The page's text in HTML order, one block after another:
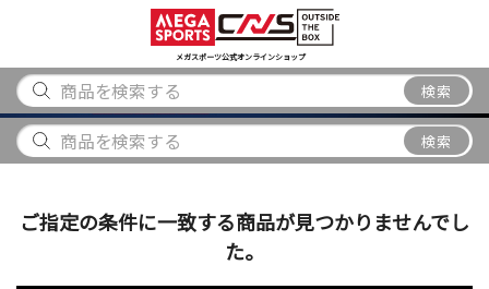
メガスポーツ公式オンラインショップ
検索
アウトドア
から探す
ブランド
から探す
検索
ご指定の条件に一致する商品が見つかりませんでし
た。